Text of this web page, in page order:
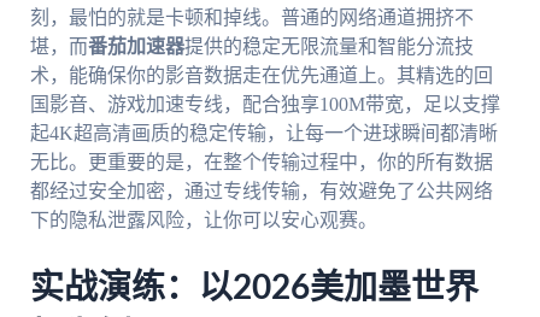
刻，最怕的就是卡顿和掉线。普通的网络通道拥挤不
堪，而番茄加速器提供的稳定无限流量和智能分流技
术，能确保你的影音数据走在优先通道上。其精选的回
国影音、游戏加速专线，配合独享100M带宽，足以支撑
起4K超高清画质的稳定传输，让每一个进球瞬间都清晰
无比。更重要的是，在整个传输过程中，你的所有数据
都经过安全加密，通过专线传输，有效避免了公共网络
下的隐私泄露风险，让你可以安心观赛。
实战演练：以2026美加墨世界